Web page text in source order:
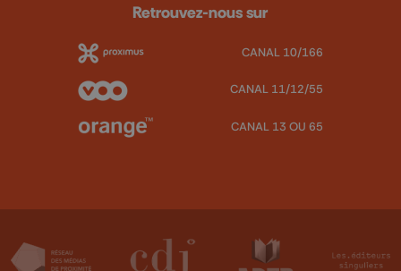
Retrouvez-nous sur
CANAL 10/166
CANAL 11/12/55
CANAL 13 OU 65